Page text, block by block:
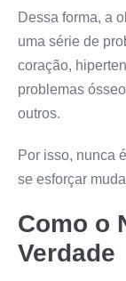
Dessa forma, a
uma série de
coração,
problemas
outros.
Por isso, nunca
se esforçar
Como o
Verdade